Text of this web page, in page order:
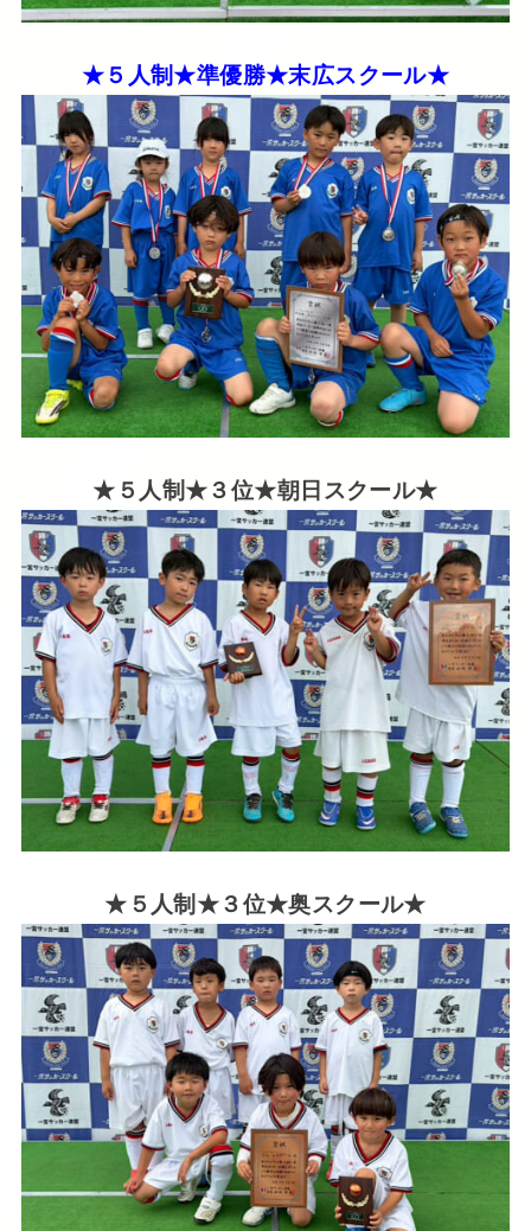
★５人制★準優勝★末広スクール★
★５人制★３位★朝日スクール★
★５人制★３位★奥スクール★